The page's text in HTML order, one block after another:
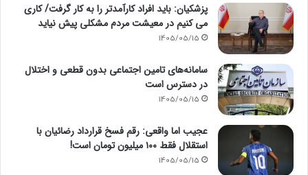
پزشکیان: باید افراد کارآمدتر را به کار گرفت/ کاری
می کنیم در معیشت مردم مشکلی پیش نیاید
1405/05/15
سامانه‌های تامین اجتماعی بدون قطعی و اختلال
در دسترس است
1405/05/15
عجیب اما واقعی: رقم فسخ قرارداد رضائیان با
استقلال فقط ۱۰۰ میلیون تومان است!
1405/05/15